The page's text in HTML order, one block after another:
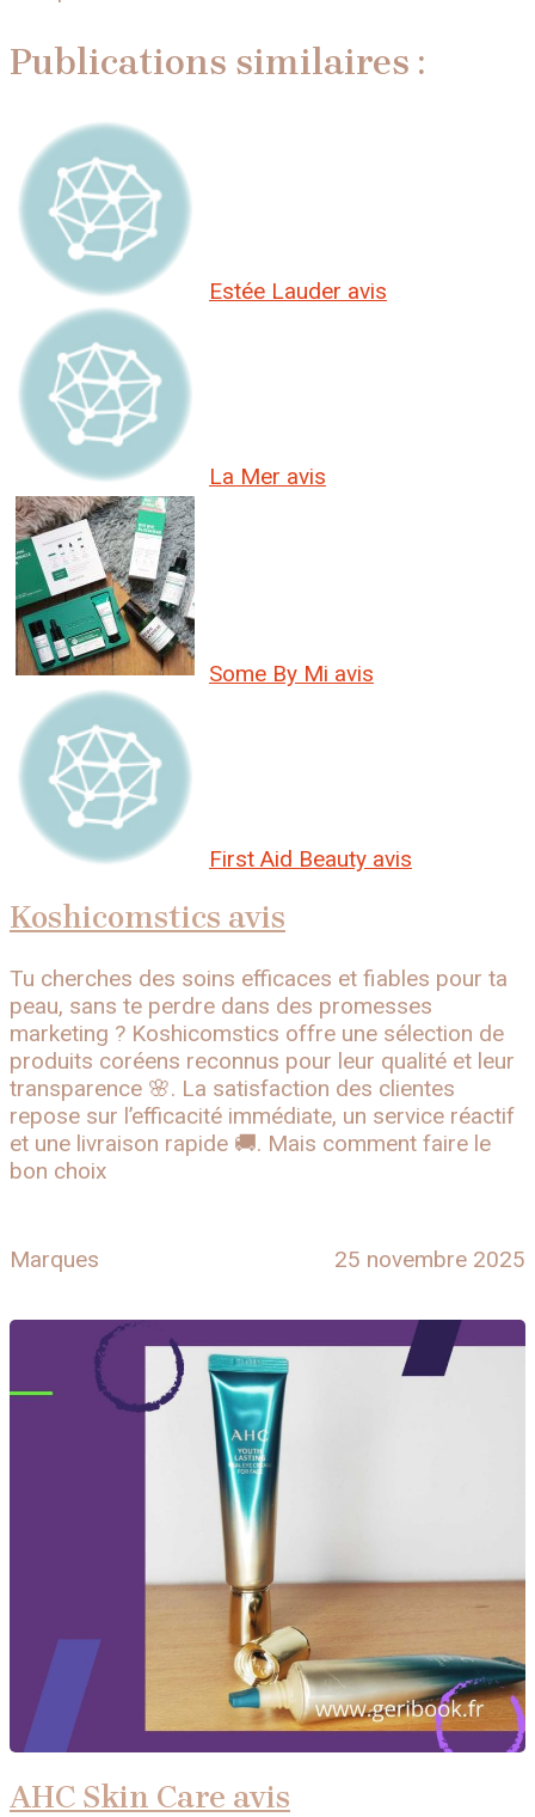
Publications similaires :
Estée Lauder avis
La Mer avis
Some By Mi avis
First Aid Beauty avis
Koshicomstics avis
Tu cherches des soins efficaces et fiables pour ta
peau, sans te perdre dans des promesses
marketing ? Koshicomstics offre une sélection de
produits coréens reconnus pour leur qualité et leur
transparence 🌸. La satisfaction des clientes
repose sur l’efficacité immédiate, un service réactif
et une livraison rapide 🚚. Mais comment faire le
bon choix
Marques 25 novembre 2025
AHC Skin Care avis